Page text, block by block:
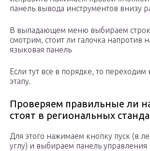
панель вывода инструментов внизу
В выпадающем меню выбираем
смотрим, стоит ли галочка напротив
языковая панель
Если тут все в порядке, то
этапу.
Проверяем правильные ли
стоят в региональных
Для этого нажимаем кнопку пуск (в
углу) и выбираем панель управления